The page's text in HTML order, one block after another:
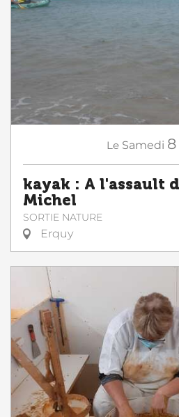
Le Samedi 8
kayak : A l'assault
Michel
SORTIE NATURE
Erquy